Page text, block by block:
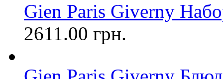
Gien Paris Giverny
2611.00 грн.